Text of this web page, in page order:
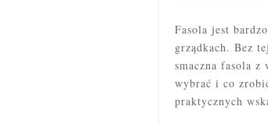
Fasola jest
grządkach. Bez
smaczna fasola z
wybrać i co
praktycznych